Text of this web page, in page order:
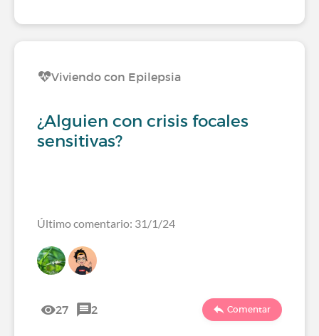
Viviendo con Epilepsia
¿Alguien con crisis focales
sensitivas?
Último comentario: 31/1/24
27 2 Comentar